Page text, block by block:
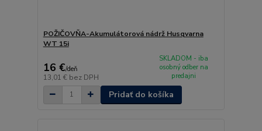
POŽIČOVŇA-Akumulátorová nádrž Husqvarna
WT 15i
16 €/deň
13,01 € bez DPH
SKLADOM - iba
osobný odber na
predajni
Pridať do košíka